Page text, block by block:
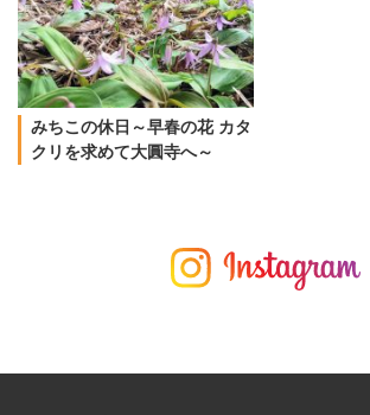
みちこの休日～早春の花 カタ
クリを求めて大圓寺へ～